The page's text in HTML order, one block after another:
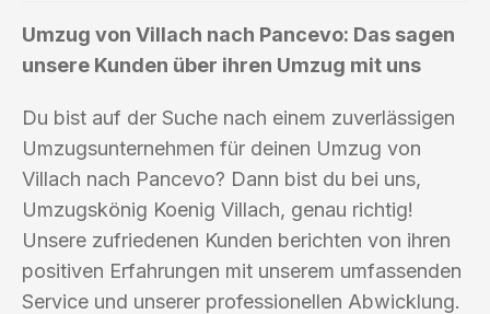
Umzug von Villach nach Pancevo: Das sagen
unsere Kunden über ihren Umzug mit uns
Du bist auf der Suche nach einem zuverlässigen
Umzugsunternehmen für deinen Umzug von
Villach nach Pancevo? Dann bist du bei uns,
Umzugskönig Koenig Villach, genau richtig!
Unsere zufriedenen Kunden berichten von ihren
positiven Erfahrungen mit unserem umfassenden
Service und unserer professionellen Abwicklung.